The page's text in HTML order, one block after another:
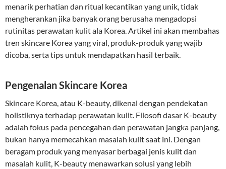
menarik perhatian dan ritual kecantikan yang unik, tidak
mengherankan jika banyak orang berusaha mengadopsi
rutinitas perawatan kulit ala Korea. Artikel ini akan membahas
tren skincare Korea yang viral, produk-produk yang wajib
dicoba, serta tips untuk mendapatkan hasil terbaik.
Pengenalan Skincare Korea
Skincare Korea, atau K-beauty, dikenal dengan pendekatan
holistiknya terhadap perawatan kulit. Filosofi dasar K-beauty
adalah fokus pada pencegahan dan perawatan jangka panjang,
bukan hanya memecahkan masalah kulit saat ini. Dengan
beragam produk yang menyasar berbagai jenis kulit dan
masalah kulit, K-beauty menawarkan solusi yang lebih